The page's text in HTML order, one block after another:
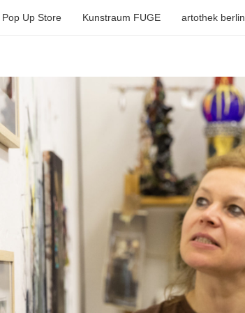
Pop Up Store Kunstraum FUGE artothek berlin